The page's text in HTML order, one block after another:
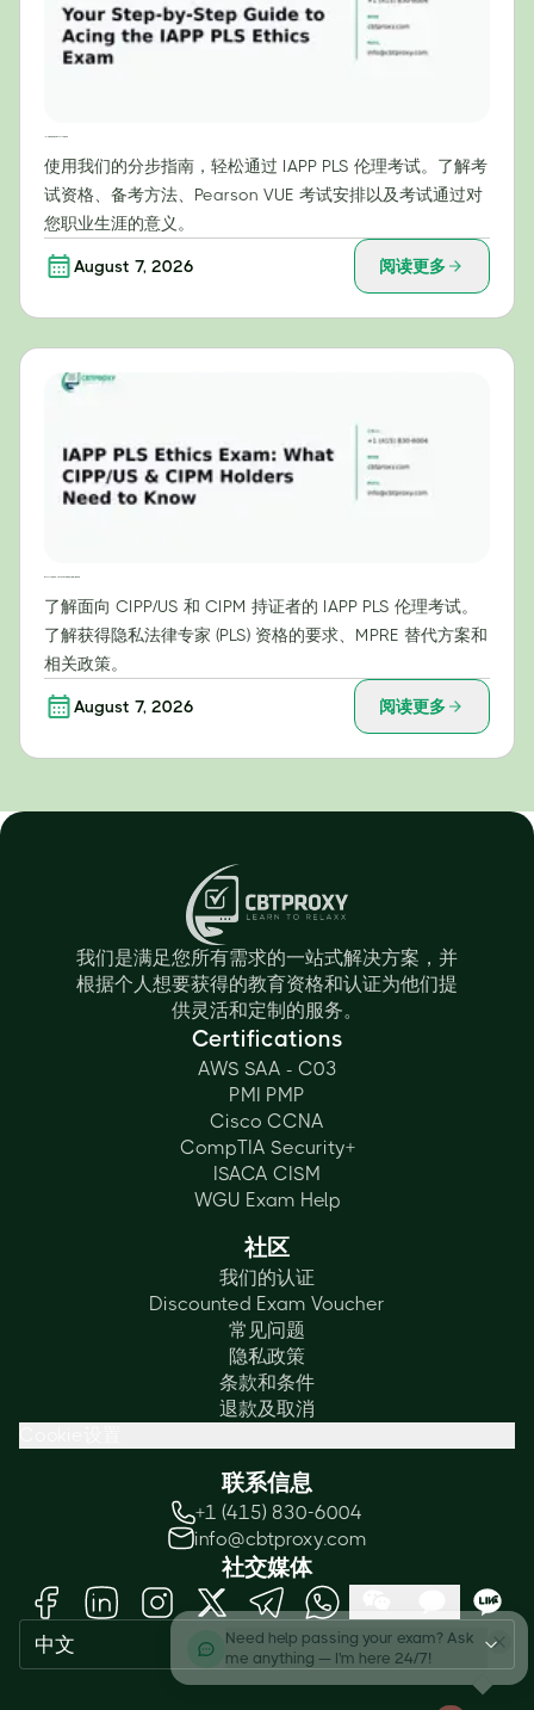
使用我们的分步指南，轻松通过 IAPP PLS 伦理考试。了解考
试资格、备考方法、Pearson VUE 考试安排以及考试通过对
您职业生涯的意义。
August 7, 2026 阅读更多
了解面向 CIPP/US 和 CIPM 持证者的 IAPP PLS 伦理考试。
了解获得隐私法律专家 (PLS) 资格的要求、MPRE 替代方案和
相关政策。
August 7, 2026 阅读更多
我们是满足您所有需求的一站式解决方案，并
根据个人想要获得的教育资格和认证为他们提
供灵活和定制的服务。
Certifications
AWS SAA - C03
PMI PMP
Cisco CCNA
CompTIA Security+
ISACA CISM
WGU Exam Help
社区
我们的认证
Discounted Exam Voucher
常见问题
隐私政策
条款和条件
退款及取消
联系信息
+1 (415) 830-6004
info@cbtproxy.com
社交媒体
中文
Need help passing your exam? Ask
me anything — I'm here 24/7!